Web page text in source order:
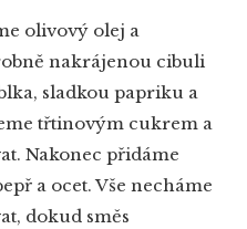
olivový olej a
nakrájenou cibuli
sladkou papriku a
třtinovým cukrem a
Nakonec přidáme
a ocet. Vše necháme
dokud směs